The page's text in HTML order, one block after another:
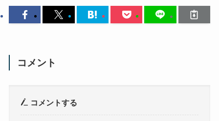
コメント
コメントする